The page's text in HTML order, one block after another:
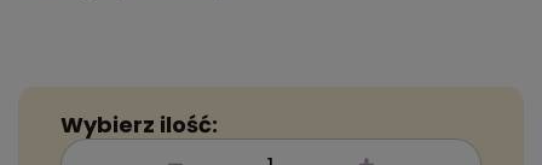
Wybierz ilość: